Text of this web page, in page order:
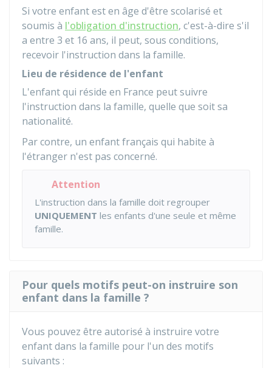
Si votre enfant est en âge d'être scolarisé et
soumis à l'obligation d'instruction, c'est-à-dire s'il
a entre 3 et 16 ans, il peut, sous conditions,
recevoir l'instruction dans la famille.
Lieu de résidence de l'enfant
L'enfant qui réside en France peut suivre
l'instruction dans la famille, quelle que soit sa
nationalité.
Par contre, un enfant français qui habite à
l'étranger n'est pas concerné.
Attention
L'instruction dans la famille doit regrouper
UNIQUEMENT les enfants d'une seule et même
famille.
Pour quels motifs peut-on instruire son
enfant dans la famille ?
Vous pouvez être autorisé à instruire votre
enfant dans la famille pour l'un des motifs
suivants :